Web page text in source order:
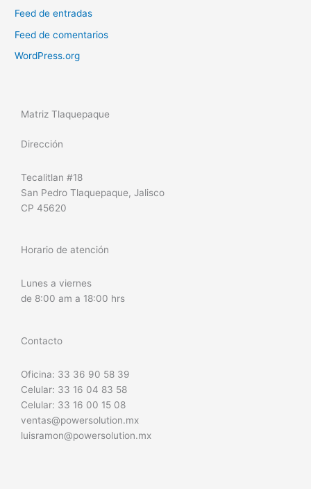
Feed de entradas
Feed de comentarios
WordPress.org
Matriz Tlaquepaque
Dirección
Tecalitlan #18
San Pedro Tlaquepaque, Jalisco
CP 45620
Horario de atención
Lunes a viernes
de 8:00 am a 18:00 hrs
Contacto
Oficina: 33 36 90 58 39
Celular: 33 16 04 83 58
Celular: 33 16 00 15 08
ventas@powersolution.mx
luisramon@powersolution.mx